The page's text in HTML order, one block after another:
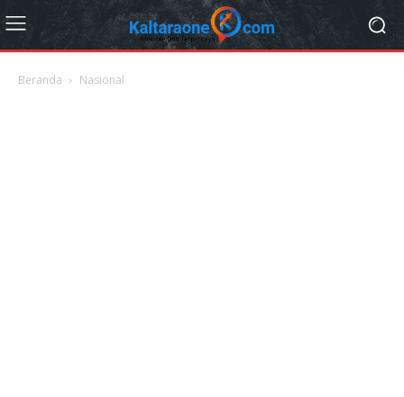
Beranda Nasional